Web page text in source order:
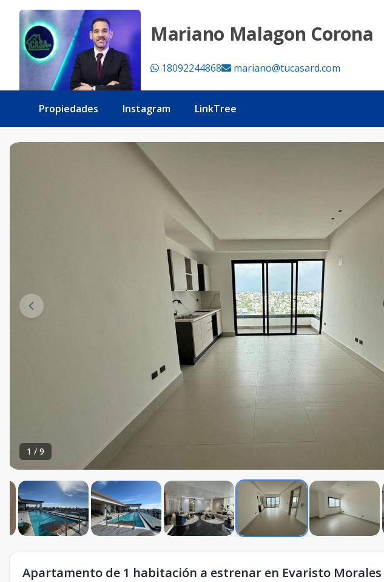
Mariano Malagon Corona
18092244868 mariano@tucasard.com
Propiedades Instagram LinkTree
1 / 9
Apartamento de 1 habitación a estrenar en Evaristo Morales
Apartamento de 1 habitación a estrenar en Evaristo Morales - Tu Casa RD